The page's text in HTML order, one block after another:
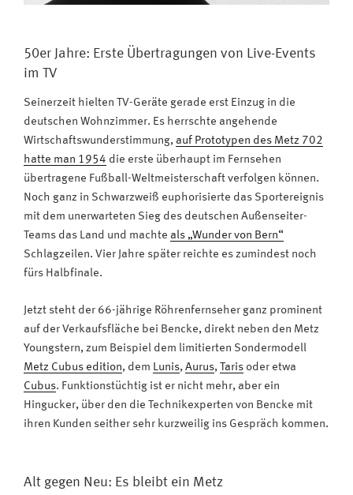
50er Jahre: Erste Übertragungen von Live-Events
im TV
Seinerzeit hielten TV-Geräte gerade erst Einzug in die
deutschen Wohnzimmer. Es herrschte angehende
Wirtschaftswunderstimmung, auf Prototypen des Metz 702
hatte man 1954 die erste überhaupt im Fernsehen
übertragene Fußball-Weltmeisterschaft verfolgen können.
Noch ganz in Schwarzweiß euphorisierte das Sportereignis
mit dem unerwarteten Sieg des deutschen Außenseiter-
Teams das Land und machte als „Wunder von Bern“
Schlagzeilen. Vier Jahre später reichte es zumindest noch
fürs Halbfinale.
Jetzt steht der 66-jährige Röhrenfernseher ganz prominent
auf der Verkaufsfläche bei Bencke, direkt neben den Metz
Youngstern, zum Beispiel dem limitierten Sondermodell
Metz Cubus edition, dem Lunis, Aurus, Taris oder etwa
Cubus. Funktionstüchtig ist er nicht mehr, aber ein
Hingucker, über den die Technikexperten von Bencke mit
ihren Kunden seither sehr kurzweilig ins Gespräch kommen.
Alt gegen Neu: Es bleibt ein Metz